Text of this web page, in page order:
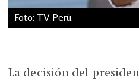
Foto: TV Perú.
La decisión del